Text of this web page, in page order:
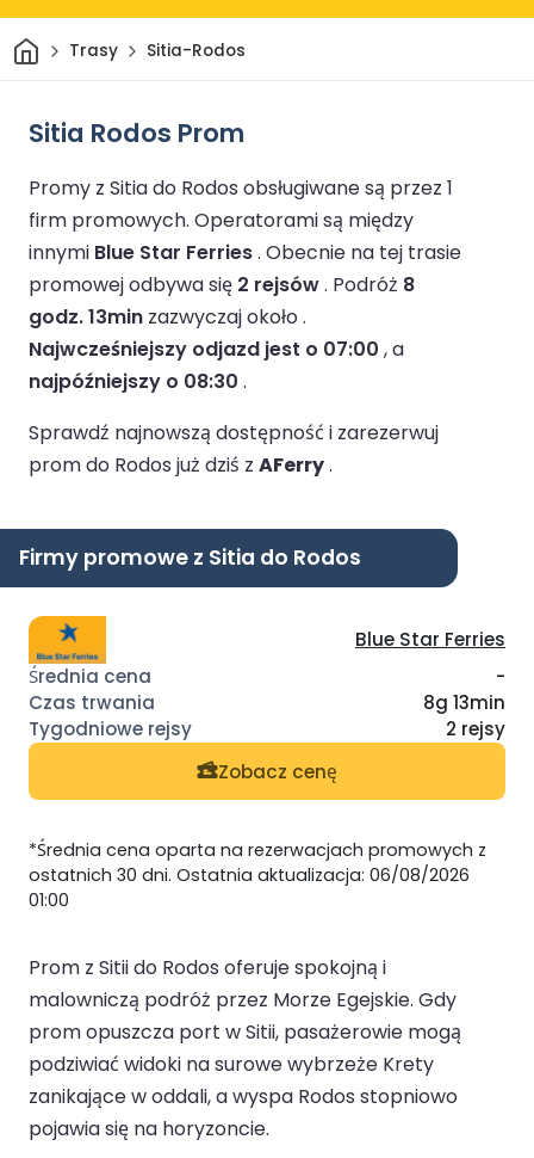
DomTrasy Sitia-Rodos
Sitia Rodos Prom
Promy z Sitia do Rodos obsługiwane są przez 1
firm promowych. Operatorami są między
innymi Blue Star Ferries. Obecnie na tej trasie
promowej odbywa się 2 rejsów. Podróż 8
godz. 13min zazwyczaj około .
Najwcześniejszy odjazd jest o 07:00 , a
najpóźniejszy o 08:30 .
Sprawdź najnowszą dostępność i zarezerwuj
prom do Rodos już dziś z AFerry.
Firmy promowe z Sitia do Rodos
Blue Star Ferries
-
8g 13min
2 rejsy
Zobacz cenę
*Średnia cena oparta na rezerwacjach promowych z
ostatnich 30 dni. Ostatnia aktualizacja: 06/08/2026
01:00
Prom z Sitii do Rodos oferuje spokojną i
malowniczą podróż przez Morze Egejskie. Gdy
prom opuszcza port w Sitii, pasażerowie mogą
podziwiać widoki na surowe wybrzeże Krety
zanikające w oddali, a wyspa Rodos stopniowo
pojawia się na horyzoncie.